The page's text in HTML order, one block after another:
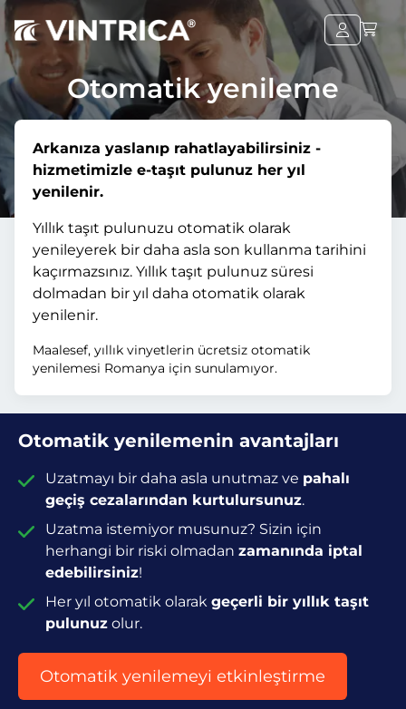
Otomatik yenileme
Arkanıza yaslanıp rahatlayabilirsiniz -
hizmetimizle e-taşıt pulunuz her yıl
yenilenir.
Yıllık taşıt pulunuzu otomatik olarak
yenileyerek bir daha asla son kullanma tarihini
kaçırmazsınız. Yıllık taşıt pulunuz süresi
dolmadan bir yıl daha otomatik olarak
yenilenir.
Maalesef, yıllık vinyetlerin ücretsiz otomatik
yenilemesi Romanya için sunulamıyor.
Otomatik yenilemenin avantajları
Uzatmayı bir daha asla unutmaz ve pahalı
geçiş cezalarından kurtulursunuz.
Uzatma istemiyor musunuz? Sizin için
herhangi bir riski olmadanzamanında iptal
edebilirsiniz!
Her yıl otomatik olarakgeçerli bir yıllık taşıt
pulunuz olur.
Otomatik yenilemeyi etkinleştirme